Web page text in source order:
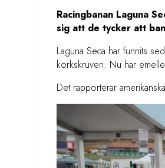
Racingbanan Laguna
sig att de tycker att
Laguna Seca har funnits
korkskruven. Nu har
Det rapporterar